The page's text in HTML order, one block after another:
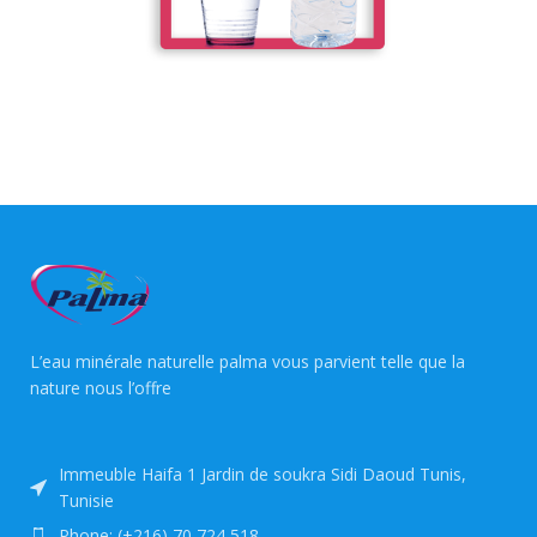
L’eau minérale naturelle palma vous parvient telle que la
nature nous l’offre
Immeuble Haifa 1 Jardin de soukra Sidi Daoud Tunis,
Tunisie